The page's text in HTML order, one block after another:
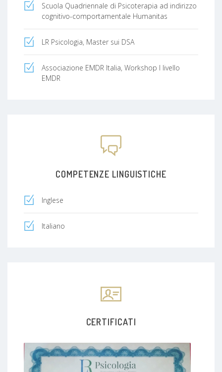
Scuola Quadriennale di Psicoterapia ad indirizzo
cognitivo-comportamentale Humanitas
LR Psicologia, Master sui DSA
Associazione EMDR Italia, Workshop I livello
EMDR
COMPETENZE LINGUISTICHE
Inglese
Italiano
CERTIFICATI